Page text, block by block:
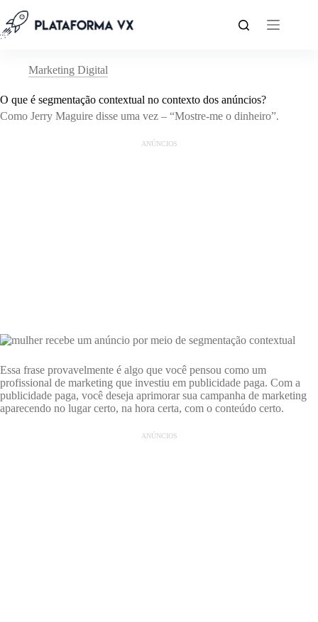
para
o
Marketing Digital
O que é segmentação contextual no contexto dos anúncios?
Como Jerry Maguire disse uma vez – “Mostre-me o dinheiro”.
ANÚNCIOS
Essa frase provavelmente é algo que você pensou como um
profissional de marketing que investiu em publicidade paga. Com a
publicidade paga, você deseja aprimorar sua campanha de marketing
aparecendo no lugar certo, na hora certa, com o conteúdo certo.
ANÚNCIOS